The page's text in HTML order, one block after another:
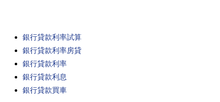
銀行貸款利率試算
銀行貸款利率房貸
銀行貸款利率
銀行貸款利息
銀行貸款買車